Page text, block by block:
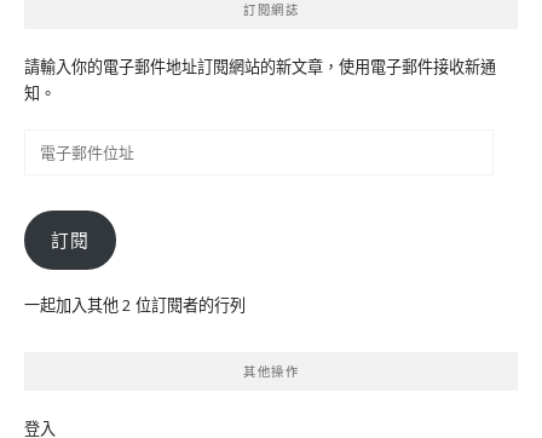
訂閱網誌
請輸入你的電子郵件地址訂閱網站的新文章，使用電子郵件接收新通
知。
件
位
訂閱
一起加入其他 2 位訂閱者的行列
其他操作
登入